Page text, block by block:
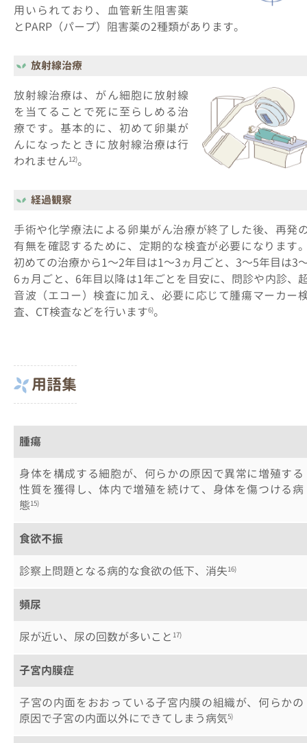
用いられており、血管新生阻害薬
とPARP（パープ）阻害薬の2種類があります。
放射線治療
放射線治療は、がん細胞に放射線
を当てることで死に至らしめる治
療です。基本的に、初めて卵巣が
んになったときに放射線治療は行
われません12)。
経過観察
手術や化学療法による卵巣がん治療が終了した後、再発
有無を確認するために、定期的な検査が必要になります
初めての治療から1～2年目は1～3ヵ月ごと、3～5年目は3
6ヵ月ごと、6年目以降は1年ごとを目安に、問診や内診、
音波（エコー）検査に加え、必要に応じて腫瘍マーカー
査、CT検査などを行います6)。
用語集
腫瘍
身体を構成する細胞が、何らかの原因で異常に増殖する
性質を獲得し、体内で増殖を続けて、身体を傷つける病
態15)
食欲不振
診察上問題となる病的な食欲の低下、消失16)
頻尿
尿が近い、尿の回数が多いこと 17)
子宮内膜症
子宮の内面をおおっている子宮内膜の組織が、何らかの
原因で子宮の内面以外にできてしまう病気5)